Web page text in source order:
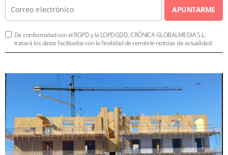
APUNTARME
De conformidad con el RGPD y la LOPDGDD, CRÓNICA GLOBALMEDIA S.L.
tratará los datos facilitados con la finalidad de remitirle noticias de actualidad.